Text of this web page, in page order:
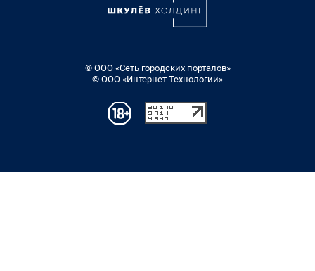
© ООО «Сеть городских порталов»
© ООО «Интернет Технологии»